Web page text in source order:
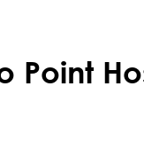
Point